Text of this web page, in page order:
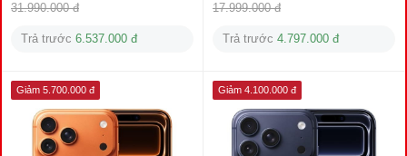
31.990.000 đ
Trả trước 6.537.000 đ
17.999.000 đ
Trả trước 4.797.000 đ
Giảm 5.700.000 đ Giảm 4.100.000 đ